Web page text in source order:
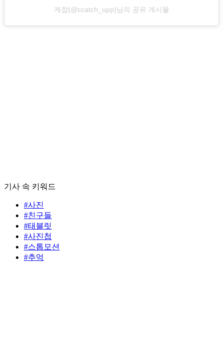
케찹(@ccatch_upp)님의 공유 게시물
기사 속 키워드
#사진
#친구들
#태블릿
#사진첩
#스톱모션
#추억